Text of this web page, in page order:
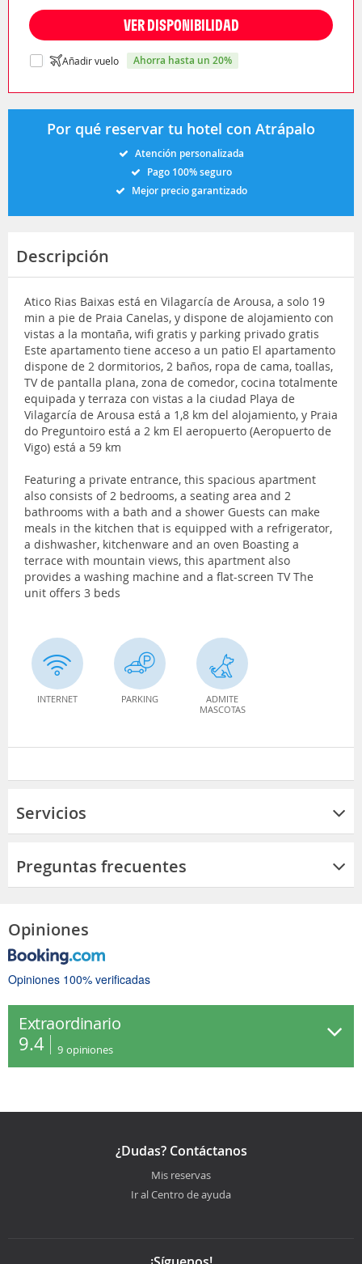
VER DISPONIBILIDAD
Añadir vuelo ahorra hasta un 20%
Por qué reservar tu hotel con Atrápalo
Atención personalizada
Pago 100% seguro
Mejor precio garantizado
Descripción
Atico Rias Baixas está en Vilagarcía de Arousa, a solo 19
min a pie de Praia Canelas, y dispone de alojamiento con
vistas a la montaña, wifi gratis y parking privado gratis
Este apartamento tiene acceso a un patio El apartamento
dispone de 2 dormitorios, 2 baños, ropa de cama, toallas,
TV de pantalla plana, zona de comedor, cocina totalmente
equipada y terraza con vistas a la ciudad Playa de
Vilagarcía de Arousa está a 1,8 km del alojamiento, y Praia
do Preguntoiro está a 2 km El aeropuerto (Aeropuerto de
Vigo) está a 59 km
Featuring a private entrance, this spacious apartment
also consists of 2 bedrooms, a seating area and 2
bathrooms with a bath and a shower Guests can make
meals in the kitchen that is equipped with a refrigerator,
a dishwasher, kitchenware and an oven Boasting a
terrace with mountain views, this apartment also
provides a washing machine and a flat-screen TV The
unit offers 3 beds
INTERNET PARKING
ADMITE
MASCOTAS
Servicios
Preguntas frecuentes
Opiniones
Opiniones 100% verificadas
Extraordinario
9.4 9 opiniones
¿Dudas? Contáctanos
Mis reservas
Ir al Centro de ayuda